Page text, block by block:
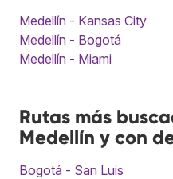
Medellín - Kansas City
Medellín - Bogotá
Medellín - Miami
Rutas más
Medellín y con
Bogotá - San Luis